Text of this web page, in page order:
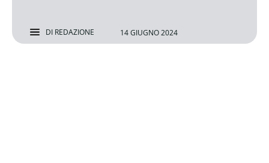
DI REDAZIONE 14 GIUGNO 2024